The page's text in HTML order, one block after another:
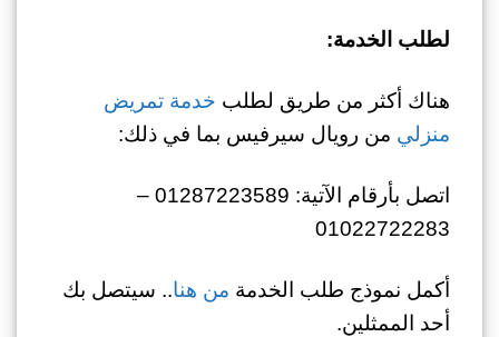
لطلب الخدمة:
هناك أكثر من طريق لطلب خدمة تمريض
منزلي من رويال سيرفيس بما في ذلك:
اتصل بأرقام الآتية: 01287223589 –
01022722283
أكمل نموذج طلب الخدمة من هنا.. سيتصل بك
أحد الممثلين.